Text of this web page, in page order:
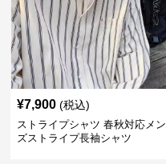
¥7,900 (税込)
ストライプシャツ 春秋対応メン
ズストライプ長袖シャツ